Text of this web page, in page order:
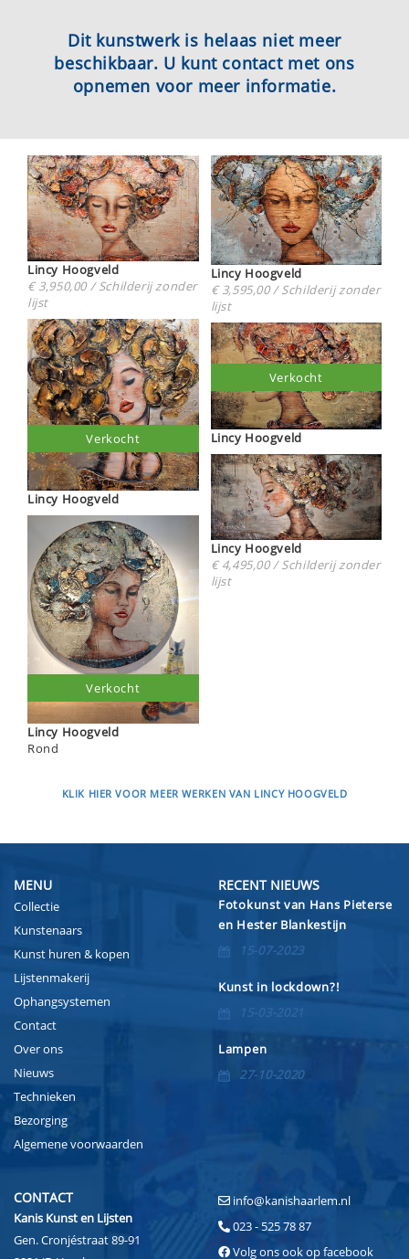
Dit kunstwerk is helaas niet meer
beschikbaar. U kunt contact met ons
opnemen voor meer informatie.
Lincy Hoogveld
€ 3,950,00 / Schilderij zonder
lijst
Lincy Hoogveld
Verkocht
Lincy Hoogveld
Rond
Verkocht
Lincy Hoogveld
€ 3,595,00 / Schilderij zonder
lijst
Lincy Hoogveld
Verkocht
Lincy Hoogveld
€ 4,495,00 / Schilderij zonder
lijst
KLIK HIER VOOR MEER WERKEN VAN LINCY HOOGVELD
MENU
Collectie
Kunstenaars
Kunst huren & kopen
Lijstenmakerij
Ophangsystemen
Contact
Over ons
Nieuws
Technieken
Bezorging
Algemene voorwaarden
RECENT NIEUWS
Fotokunst van Hans Pieterse
en Hester Blankestijn
15-07-2023
Kunst in lockdown?!
15-03-2021
Lampen
27-10-2020
CONTACT
Kanis Kunst en Lijsten
Gen. Cronjéstraat 89-91
info@kanishaarlem.nl
023 - 525 78 87
Volg ons ook op facebook